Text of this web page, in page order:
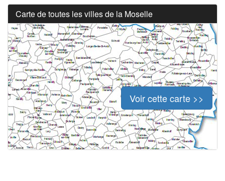
Carte de toutes les villes de la Moselle
Voir cette carte >>